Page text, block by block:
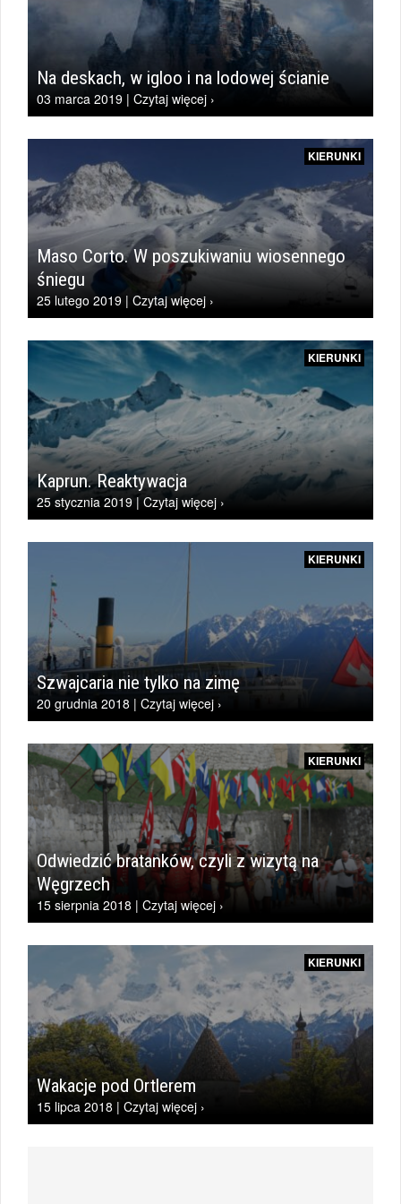
Na deskach, w igloo i na lodowej ścianie
03 marca 2019 | Czytaj więcej ›
KIERUNKI
Maso Corto. W poszukiwaniu wiosennego
śniegu
25 lutego 2019 | Czytaj więcej ›
KIERUNKI
Kaprun. Reaktywacja
25 stycznia 2019 | Czytaj więcej ›
KIERUNKI
Szwajcaria nie tylko na zimę
20 grudnia 2018 | Czytaj więcej ›
KIERUNKI
Odwiedzić bratanków, czyli z wizytą na
Węgrzech
15 sierpnia 2018 | Czytaj więcej ›
KIERUNKI
Wakacje pod Ortlerem
15 lipca 2018 | Czytaj więcej ›